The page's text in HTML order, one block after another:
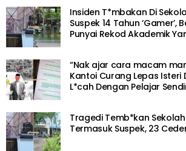
Insiden T*mbakan Di
Suspek 14 Tahun ‘Gamer’,
Punyai Rekod Akademik
“Nak ajar cara macam
Kantoi Curang Lepas Isteri
L*cah Dengan Pelajar
Tragedi Temb*kan
Termasuk Suspek, 23